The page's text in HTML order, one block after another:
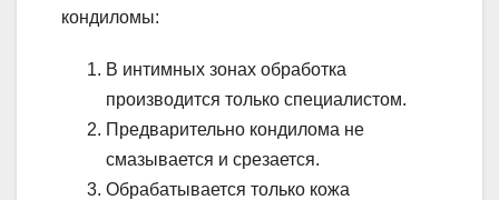
кондиломы:
В интимных зонах обработка
производится только специалистом.
Предварительно кондилома не
смазывается и срезается.
Обрабатывается только кожа